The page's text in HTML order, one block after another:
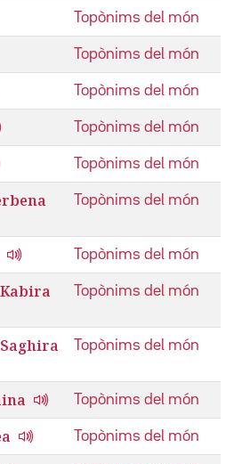
Topònims del món
Topònims del món
Topònims del món
Topònims del món
Topònims del món
Topònims del món
Topònims del món
Topònims del món
Topònims del món
Topònims del món
Topònims del món